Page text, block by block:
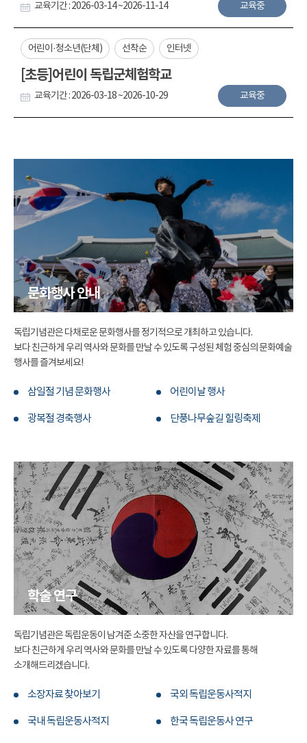
교육기간 : 2026-03-14 ~2026-11-14 교육중
어린이·청소년(단체) 선착순 인터넷
[초등]어린이 독립군체험학교
교육기간 : 2026-03-18 ~2026-10-29 교육중
문화행사 안내
독립기념관은 다채로운 문화행사를 정기적으로 개최하고 있습니다.
보다 친근하게 우리 역사와 문화를 만날 수 있도록 구성된 체험 중심의 문화예술
행사를 즐겨보세요!
삼일절 기념 문화행사 어린이날 행사
광복절 경축행사 단풍나무숲길 힐링축제
학술 연구
독립기념관은 독립운동이 남겨준 소중한 자산을 연구합니다.
보다 친근하게 우리 역사와 문화를 만날 수 있도록 다양한 자료를 통해
소개해드리겠습니다.
소장자료 찾아보기 국외 독립운동사적지
국내 독립운동사적지 한국 독립운동사 연구